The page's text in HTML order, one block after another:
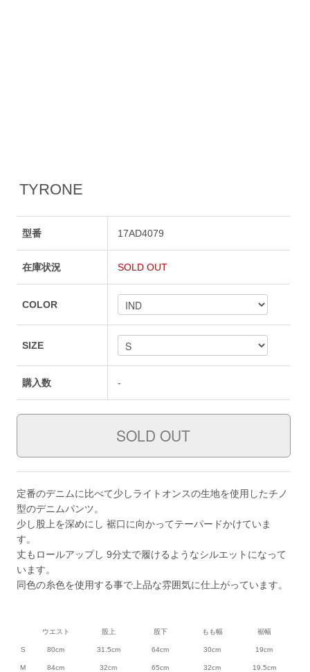
TYRONE
型番 17AD4079
在庫状況 SOLD OUT
COLOR
SIZE
購入数 -
定番のデニムに比べて少しライトオンスの生地を使用したチノ
型のデニムパンツ。
少し股上を深めにし 裾口に向かってテーパードかけていま
す。
丈もロールアップし 9分丈で履けるようなシルエットになって
います。
同色の糸色を使用する事で上品な雰囲気に仕上がっています。
ウエスト 股上 股下 もも幅 裾幅
S 80cm 31.5cm 64cm 30cm 19cm
M 84cm 32cm 65cm 32cm 19.5cm